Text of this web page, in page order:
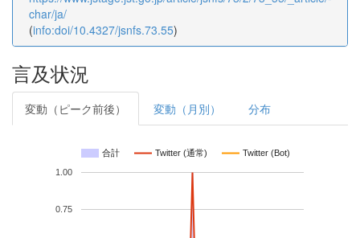
char/ja/
(info:doi/10.4327/jsnfs.73.55)
言及状況
変動（ピーク前後） 変動（月別） 分布
合計 Twitter (通常) Twitter (Bot)
0.75
1.00